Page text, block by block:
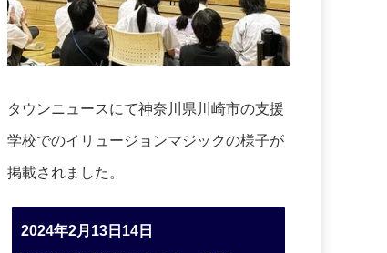
タウンニュースにて神奈川県川崎市の支援
学校でのイリュージョンマジックの様子が
掲載されました。
2024年2月13日14日